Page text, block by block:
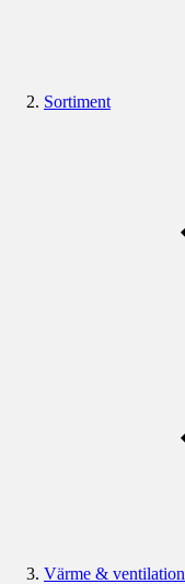
Sortiment
Värme & ventilation